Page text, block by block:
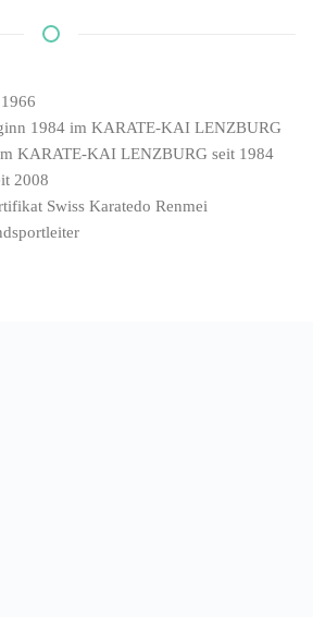
1984 im KARATE-KAI LENZBURG
KARATE-KAI LENZBURG seit 1984
2008
Swiss Karatedo Renmei